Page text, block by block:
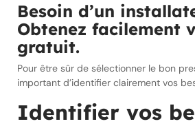
Besoin d’un
Obtenez facilement
gratuit.
Pour être sûr de sélectionner le bon
important d’identifier clairement vos
Identifier vos